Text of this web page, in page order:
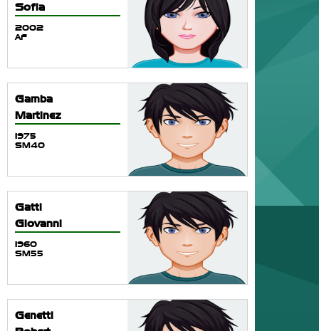
Sofia
2002
AF
Gamba
Martinez
1975
SM40
Gatti
Giovanni
1960
SM55
Genetti